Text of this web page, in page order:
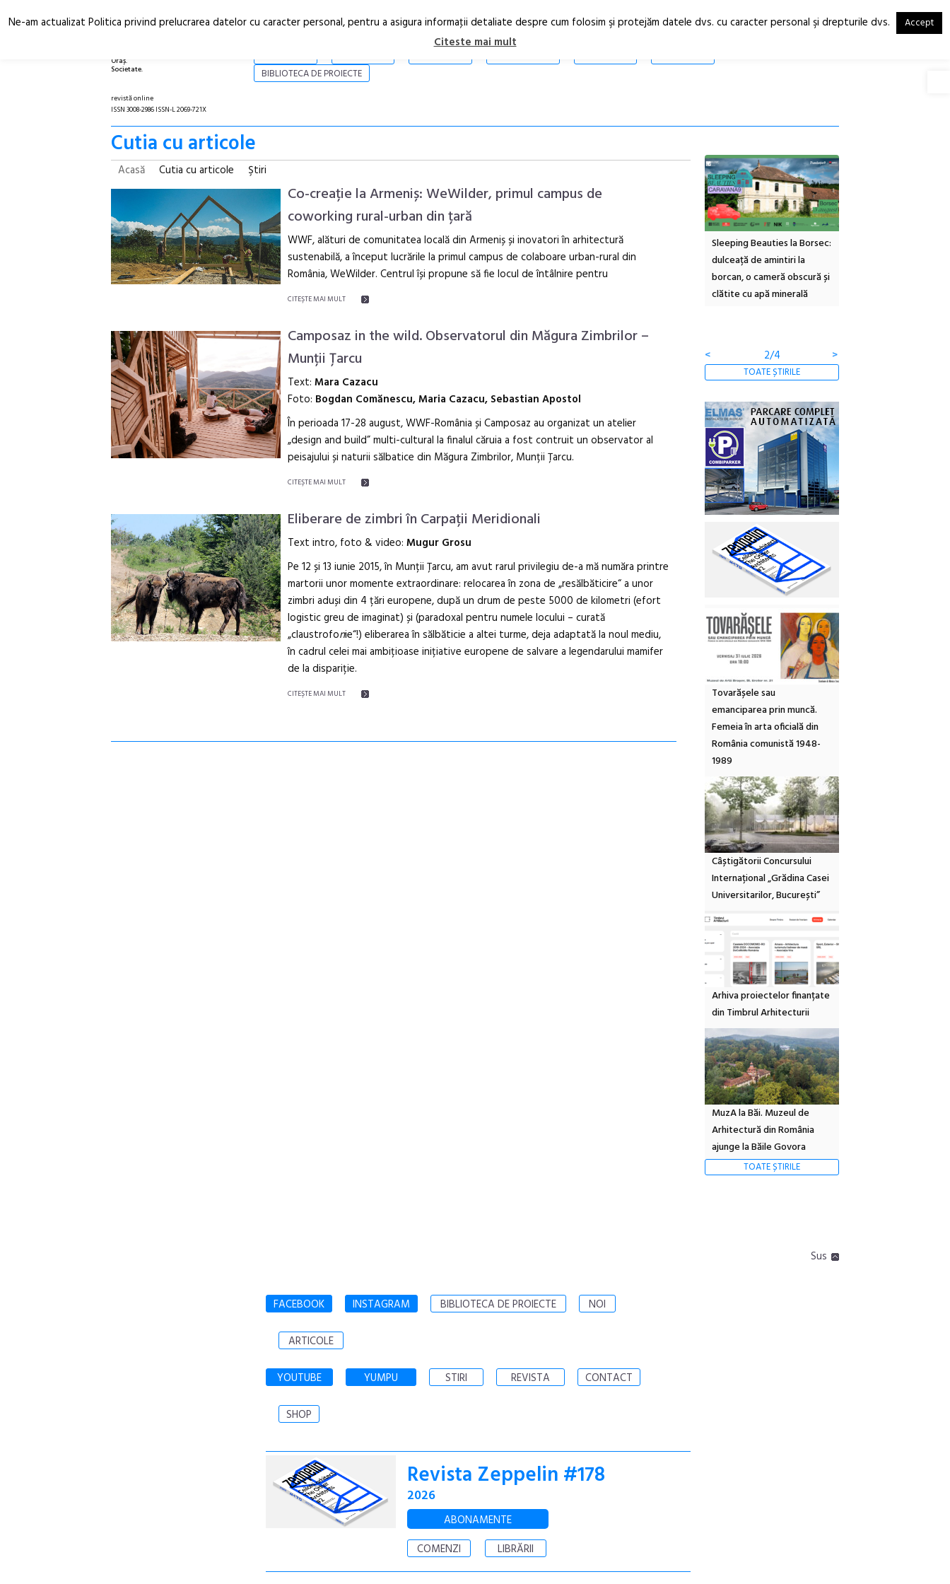
Oraș.
Societate.
RO
EN
BIBLIOTECA DE PROIECTE
revistă online
ISSN 3008-2986 ISSN-L 2069-721X
Cutia cu articole
Acasă Cutia cu articole Ştiri
Co-creație la Armeniș: WeWilder, primul campus de
coworking rural-urban din țară
WWF, alături de comunitatea locală din Armeniș și inovatori în arhitectură
sustenabilă, a început lucrările la primul campus de colaboare urban-rural din
România, WeWilder. Centrul își propune să fie locul de întâlnire pentru
CITEŞTE MAI MULT
Camposaz in the wild. Observatorul din Măgura Zimbrilor –
Munții Țarcu
Text: Mara Cazacu
Foto: Bogdan Comănescu, Maria Cazacu, Sebastian Apostol
În perioada 17-28 august, WWF-România și Camposaz au organizat un atelier
„design and build” multi-cultural la finalul căruia a fost contruit un observator al
peisajului și naturii sălbatice din Măgura Zimbrilor, Munții Țarcu.
CITEŞTE MAI MULT
Eliberare de zimbri în Carpații Meridionali
Text intro, foto & video: Mugur Grosu
Pe 12 și 13 iunie 2015, în Munții Țarcu, am avut rarul privilegiu de-a mă număra printre
martorii unor momente extraordinare: relocarea în zona de „resălbăticire“ a unor
zimbri aduși din 4 țări europene, după un drum de peste 5000 de kilometri (efort
logistic greu de imaginat) și (paradoxal pentru numele locului – curată
„claustrofonie“!) eliberarea în sălbăticie a altei turme, deja adaptată la noul mediu,
în cadrul celei mai ambițioase inițiative europene de salvare a legendarului mamifer
de la dispariție.
CITEŞTE MAI MULT
Festivalul Cinemascop
revine la Eforie Sud cu a IX-a
ediție
Sleeping Beauties la Borsec:
dulceață de amintiri la
borcan, o cameră obscură și
clătite cu apă minerală
< 2/4 >
TOATE ȘTIRILE
Tovarășele sau
emanciparea prin muncă.
Femeia în arta oficială din
România comunistă 1948-
1989
Câștigătorii Concursului
Internațional „Grădina Casei
Universitarilor, București”
Arhiva proiectelor finanțate
din Timbrul Arhitecturii
MuzA la Băi. Muzeul de
Arhitectură din România
ajunge la Băile Govora
TOATE ȘTIRILE
Sus
FACEBOOK INSTAGRAM BIBLIOTECA DE PROIECTE NOI
ARTICOLE
YOUTUBE YUMPU STIRI REVISTA CONTACT
SHOP
Revista Zeppelin #178
2026
ABONAMENTE
COMENZI
LIBRĂRII
Ne-am actualizat Politica privind prelucrarea datelor cu caracter personal, pentru a asigura informaţii detaliate despre cum folosim şi protejăm datele dvs. cu caracter personal şi drepturile dvs. Accept
Citeste mai mult